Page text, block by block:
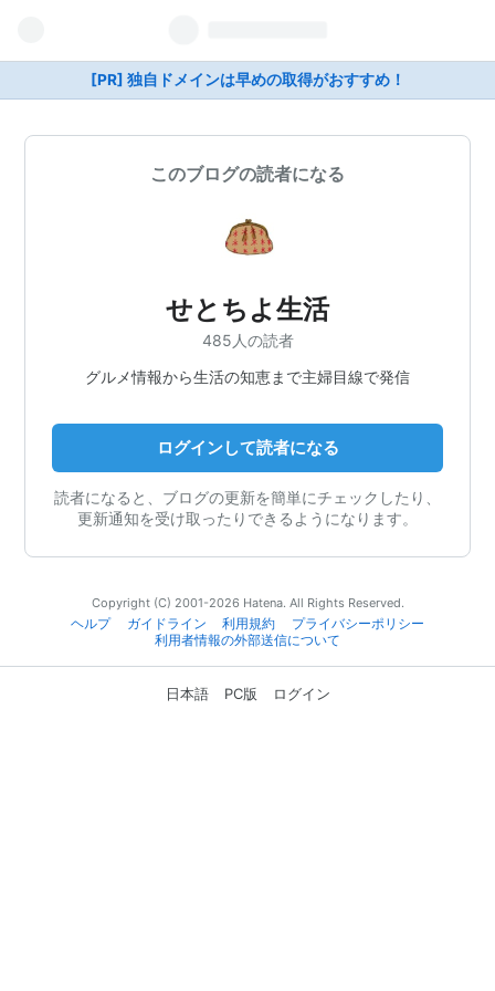
[PR] 独自ドメインは早めの取得がおすすめ！
このブログの読者になる
せとちよ生活
485人の読者
グルメ情報から生活の知恵まで主婦目線で発信
ログインして読者になる
読者になると、ブログの更新を簡単にチェックしたり、
更新通知を受け取ったりできるようになります。
Copyright (C) 2001-2026 Hatena. All Rights Reserved.
ヘルプ
ガイドライン 利用規約
プライバシーポリシー
利用者情報の外部送信について
日本語 PC版 ログイン